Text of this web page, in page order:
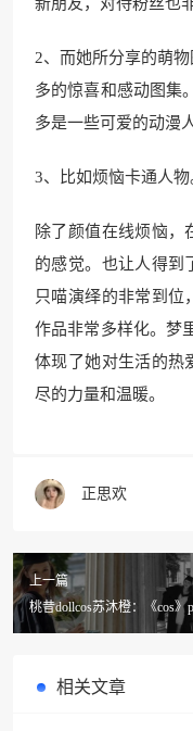
2、而她所分享的萌
多的惊喜和感动图集
多是一些可爱的动漫
3、比如烦恼卡通人物
除了颜值在线烦恼，
的感觉。也让人得到
只喵演绎的非常到位
作品非常多样化。梦
体现了她对生活的热
尽的力量和温暖。
正思欢
上一篇
桃昔dollcos苏沐橙：《cos》
巧分享
相关文章